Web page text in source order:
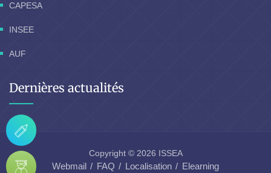
CAPESA
INSEE
AUF
Dernières actualités
Copyright © 2026 ISSEA
Webmail FAQ Localisation Elearning